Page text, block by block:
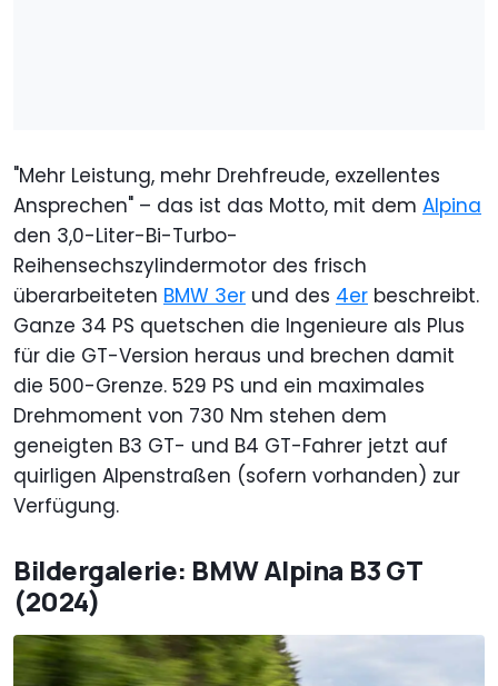
"Mehr Leistung, mehr Drehfreude, exzellentes
Ansprechen" – das ist das Motto, mit dem Alpina
den 3,0-Liter-Bi-Turbo-
Reihensechszylindermotor des frisch
überarbeiteten BMW 3er und des 4er beschreibt.
Ganze 34 PS quetschen die Ingenieure als Plus
für die GT-Version heraus und brechen damit
die 500-Grenze. 529 PS und ein maximales
Drehmoment von 730 Nm stehen dem
geneigten B3 GT- und B4 GT-Fahrer jetzt auf
quirligen Alpenstraßen (sofern vorhanden) zur
Verfügung.
Bildergalerie: BMW Alpina B3 GT
(2024)